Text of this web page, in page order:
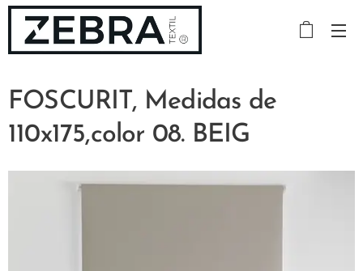
FOSCURIT, Medidas de
110x175,color 08. BEIG